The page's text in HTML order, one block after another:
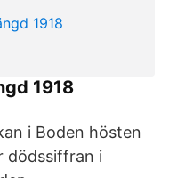
1918
i Boden hösten
dödssiffran i